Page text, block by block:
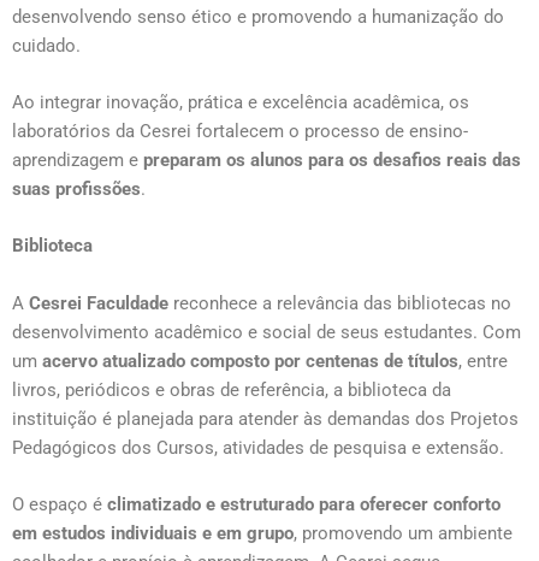
desenvolvendo senso ético e promovendo a humanização do
cuidado.
Ao integrar inovação, prática e excelência acadêmica, os
laboratórios da Cesrei fortalecem o processo de ensino-
aprendizagem e preparam os alunos para os desafios reais das
suas profissões.
Biblioteca
A Cesrei Faculdade reconhece a relevância das bibliotecas no
desenvolvimento acadêmico e social de seus estudantes. Com
um acervo atualizado composto por centenas de títulos, entre
livros, periódicos e obras de referência, a biblioteca da
instituição é planejada para atender às demandas dos Projetos
Pedagógicos dos Cursos, atividades de pesquisa e extensão.
O espaço é climatizado e estruturado para oferecer conforto
em estudos individuais e em grupo, promovendo um ambiente